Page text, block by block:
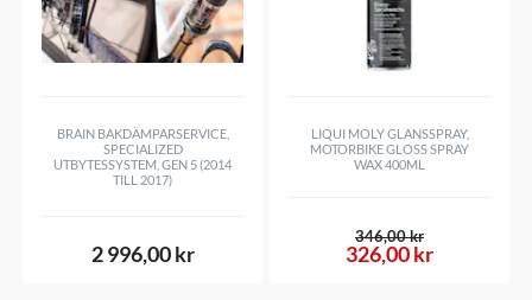
BRAIN BAKDÄMPARSERVICE,
SPECIALIZED
UTBYTESSYSTEM, GEN 5 (2014
TILL 2017)
2 996,00 kr
LIQUI MOLY GLANSSPRAY,
MOTORBIKE GLOSS SPRAY
WAX 400ML
326,00 kr
346,00 kr